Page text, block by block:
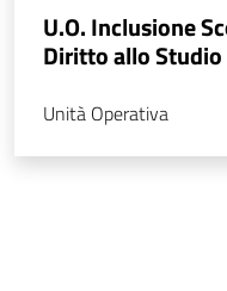
U.O. Inclusione
Diritto allo Studio
Unità Operativa